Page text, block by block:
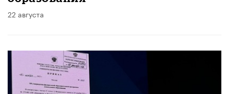
22 августа